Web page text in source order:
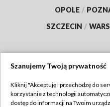
OPOLE /
SZCZECIN /
Szanujemy Twoją prywatność
Kliknij "Akceptuję i przechodzę do
korzystanie z technologii
dostęp do informacji na Twoim